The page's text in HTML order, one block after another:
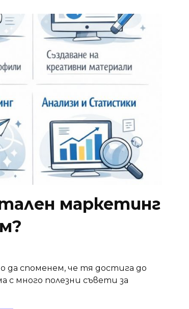
маркетинг
споменем, че тя достига до
с много полезни съвети за